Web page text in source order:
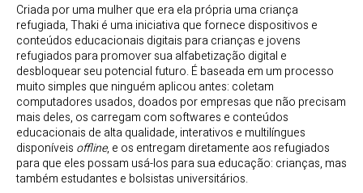
Criada por uma mulher que era ela própria uma criança
refugiada, Thaki é uma iniciativa que fornece dispositivos e
conteúdos educacionais digitais para crianças e jovens
refugiados para promover sua alfabetização digital e
desbloquear seu potencial futuro. É baseada em um processo
muito simples que ninguém aplicou antes: coletam
computadores usados, doados por empresas que não precisam
mais deles, os carregam com softwares e conteúdos
educacionais de alta qualidade, interativos e multilíngues
disponíveis offline, e os entregam diretamente aos refugiados
para que eles possam usá-los para sua educação: crianças, mas
também estudantes e bolsistas universitários.